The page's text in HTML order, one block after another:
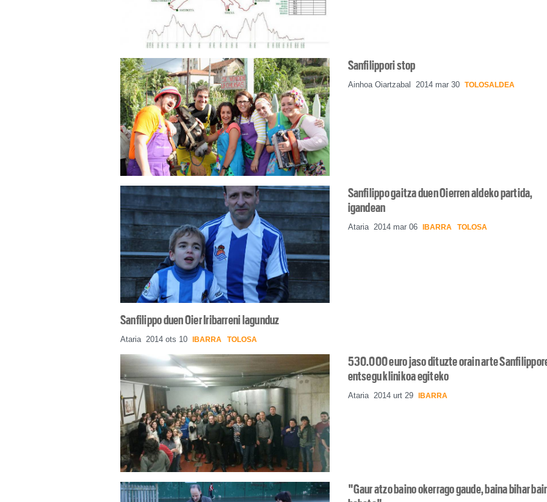
Sanfilippori stop
Ainhoa Oiartzabal 2014 mar 30 TOLOSALDEA
Sanfilippo gaitza duen Oierren aldeko partida,
igandean
Ataria 2014 mar 06 IBARRA TOLOSA
Sanfilippo duen Oier Iribarreni lagunduz
Ataria 2014 ots 10 IBARRA TOLOSA
530.000 euro jaso dituzte orain arte
entsegu klinikoa egiteko
Ataria 2014 urt 29 IBARRA
"Gaur atzo baino okerrago gaude, baina bihar